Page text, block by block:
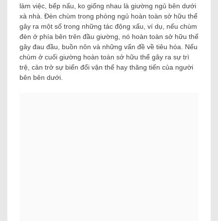
làm việc, bếp nấu, ko giống nhau là giường ngủ bên dưới
xà nhà. Đèn chùm trong phòng ngủ hoàn toàn sở hữu thể
gây ra một số trong những tác động xấu, ví dụ, nếu chùm
đèn ở phía bên trên đầu giường, nó hoàn toàn sở hữu thể
gây đau đầu, buồn nôn và những vấn đề về tiêu hóa. Nếu
chùm ở cuối giường hoàn toàn sở hữu thể gây ra sự trì
trệ, cản trở sự biến đổi vận thế hay thăng tiến của người
bên bên dưới.